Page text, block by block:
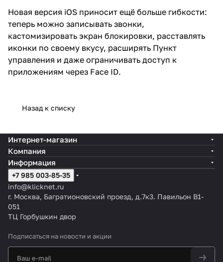
Новая версия iOS приносит ещё больше гибкости:
теперь можно записывать звонки,
кастомизировать экран блокировки, расставлять
иконки по своему вкусу, расширять Пункт
управления и даже ограничивать доступ к
приложениям через Face ID.
Назад к списку
Интернет-магазин
Компания
Информация
+7 985 003-85-35
info@klicknet.ru
г. Москва, Багратионовский проезд, д.7к3. Павильон B1-
051
ТЦ Горбушкин двор
Подписаться на новости и акции